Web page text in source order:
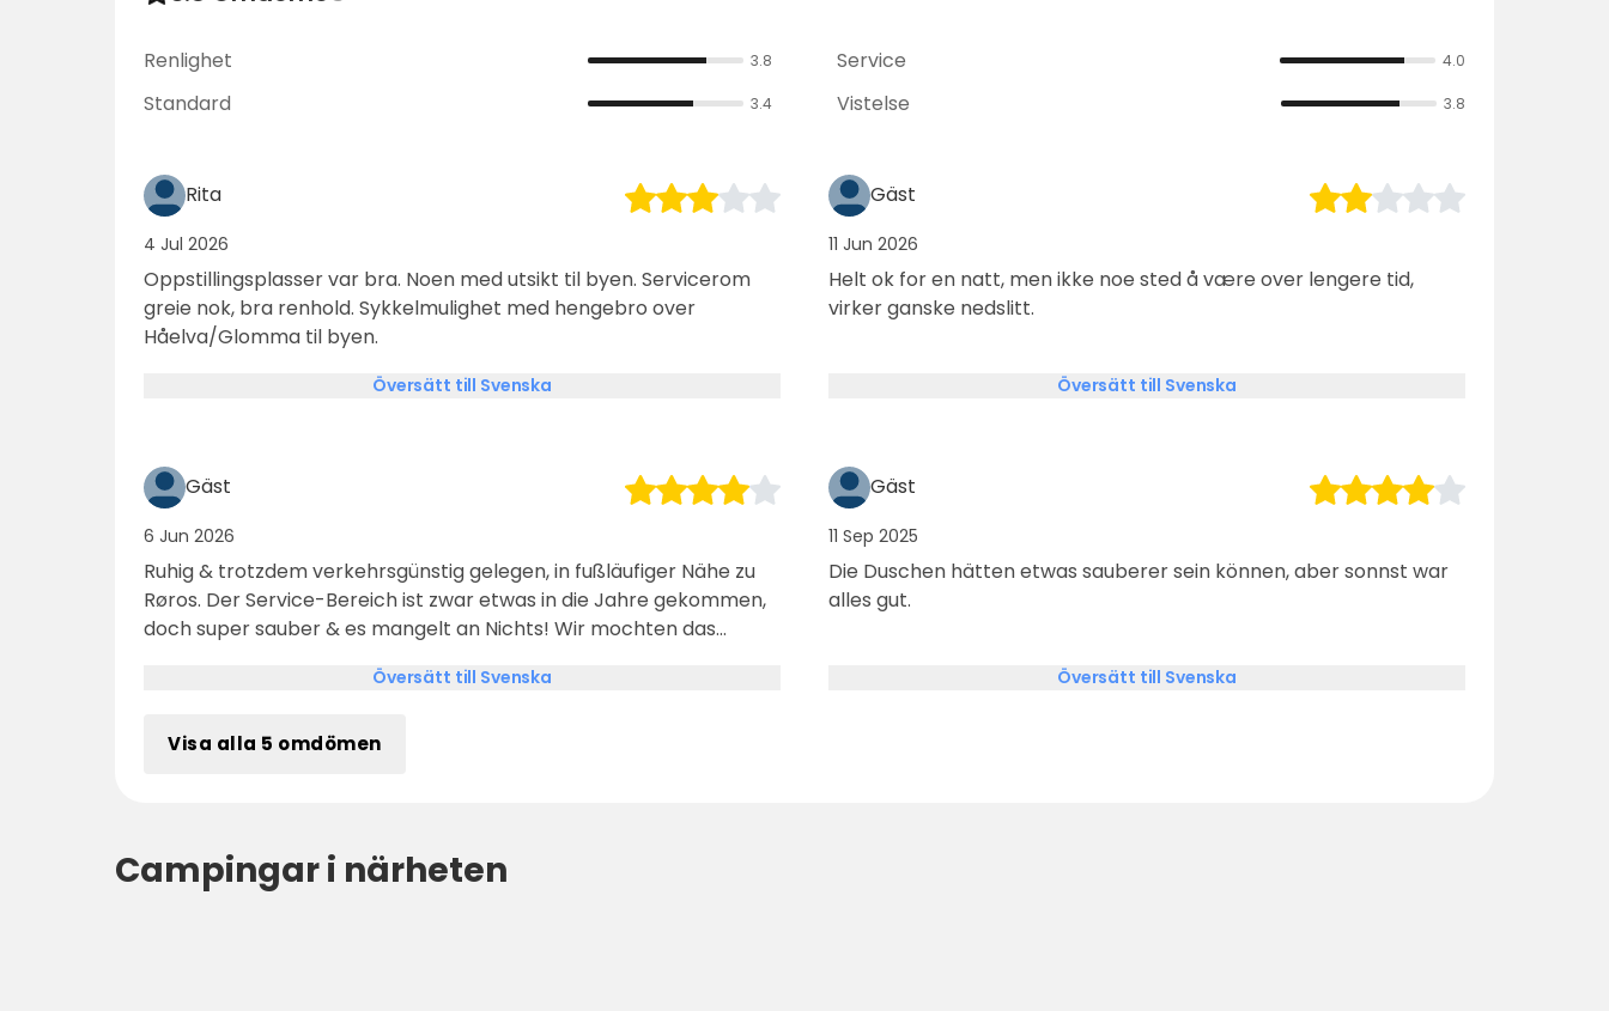
Renlighet 3.8 Service 4.0
Standard 3.4 Vistelse 3.8
Rita
4 Jul 2026
Oppstillingsplasser var bra. Noen med utsikt til byen. Servicerom
greie nok, bra renhold. Sykkelmulighet med hengebro over
Håelva/Glomma til byen.
Översätt till Svenska
Gäst
11 Jun 2026
Helt ok for en natt, men ikke noe sted å være over lengere tid,
virker ganske nedslitt.
Översätt till Svenska
Gäst
6 Jun 2026
Ruhig & trotzdem verkehrsgünstig gelegen, in fußläufiger Nähe zu
Røros. Der Service-Bereich ist zwar etwas in die Jahre gekommen,
doch super sauber & es mangelt an Nichts! Wir mochten das
Översätt till Svenska
Gäst
11 Sep 2025
Die Duschen hätten etwas sauberer sein können, aber sonnst war
alles gut.
Översätt till Svenska
Visa alla 5 omdömen
Campingar i närheten